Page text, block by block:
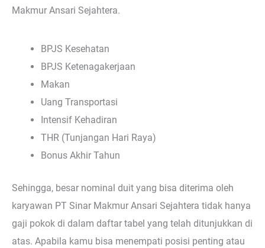
Makmur Ansari Sejahtera.
BPJS Kesehatan
BPJS Ketenagakerjaan
Makan
Uang Transportasi
Intensif Kehadiran
THR (Tunjangan Hari Raya)
Bonus Akhir Tahun
Sehingga, besar nominal duit yang bisa diterima oleh
karyawan PT Sinar Makmur Ansari Sejahtera tidak hanya
gaji pokok di dalam daftar tabel yang telah ditunjukkan di
atas. Apabila kamu bisa menempati posisi penting atau